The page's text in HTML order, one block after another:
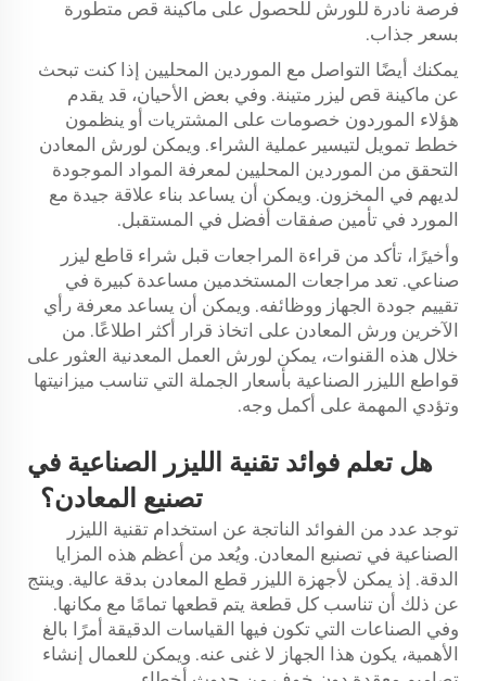
فرصة نادرة للورش للحصول على ماكينة قص متطورة
بسعر جذاب.
يمكنك أيضًا التواصل مع الموردين المحليين إذا كنت تبحث
عن ماكينة قص ليزر متينة. وفي بعض الأحيان، قد يقدم
هؤلاء الموردون خصومات على المشتريات أو ينظمون
خطط تمويل لتيسير عملية الشراء. ويمكن لورش المعادن
التحقق من الموردين المحليين لمعرفة المواد الموجودة
لديهم في المخزون. ويمكن أن يساعد بناء علاقة جيدة مع
المورد في تأمين صفقات أفضل في المستقبل.
وأخيرًا، تأكد من قراءة المراجعات قبل شراء قاطع ليزر
صناعي. تعد مراجعات المستخدمين مساعدة كبيرة في
تقييم جودة الجهاز ووظائفه. ويمكن أن يساعد معرفة رأي
الآخرين ورش المعادن على اتخاذ قرار أكثر اطلاعًا. من
خلال هذه القنوات، يمكن لورش العمل المعدنية العثور على
قواطع الليزر الصناعية بأسعار الجملة التي تناسب ميزانيتها
وتؤدي المهمة على أكمل وجه.
هل تعلم فوائد تقنية الليزر الصناعية في
تصنيع المعادن؟
توجد عدد من الفوائد الناتجة عن استخدام تقنية الليزر
الصناعية في تصنيع المعادن. ويُعد من أعظم هذه المزايا
الدقة. إذ يمكن لأجهزة الليزر قطع المعادن بدقة عالية. وينتج
عن ذلك أن تناسب كل قطعة يتم قطعها تمامًا مع مكانها.
وفي الصناعات التي تكون فيها القياسات الدقيقة أمرًا بالغ
الأهمية، يكون هذا الجهاز لا غنى عنه. ويمكن للعمال إنشاء